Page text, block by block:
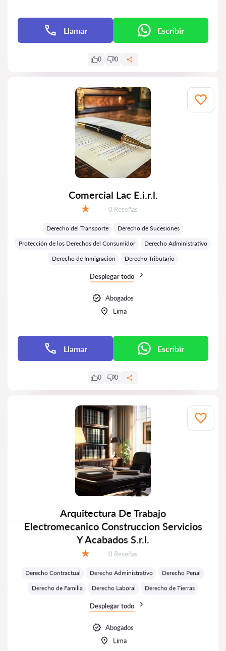
Llamar Escribir
0 0
Comercial Lac E.i.r.l.
Número de reseñas:
0 Reseñas
Derecho del Transporte
Derecho de Sucesiones
Protección de los Derechos del Consumidor
Derecho Administrativo
Derecho de Inmigración
Derecho Tributario
Desplegar todo
Abogados
Lima
Llamar Escribir
0 0
Arquitectura De Trabajo
Electromecanico Construccion Servicios
Y Acabados S.r.l.
Número de reseñas:
0 Reseñas
Derecho Contractual Derecho Administrativo
Derecho Penal
Derecho de Familia
Derecho Laboral Derecho de Tierras
Desplegar todo
Abogados
Lima